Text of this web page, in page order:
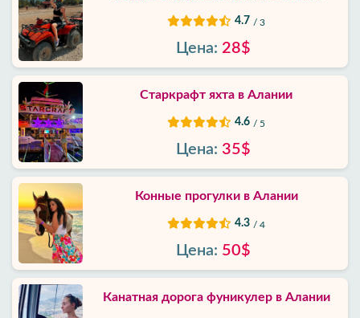
4.7 / 3
Цена: 28$
Старкрафт яхта в Алании
4.6 / 5
Цена: 35$
Конные прогулки в Алании
4.3 / 4
Цена: 50$
Канатная дорога фуникулер в Алании